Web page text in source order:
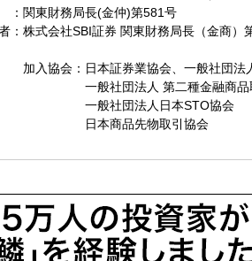
財務局長(金仲)第581号
：株式会社SBI証券 関東財務局長（金商）
証券業協会、一般社団法人 金
人 第二種金融商品取引
法人日本STO協会
先物取引協会